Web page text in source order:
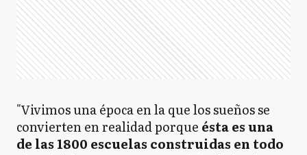
"Vivimos una época en la que los sueños se
convierten en realidad porque ésta es una
de las 1800 escuelas construidas en todo